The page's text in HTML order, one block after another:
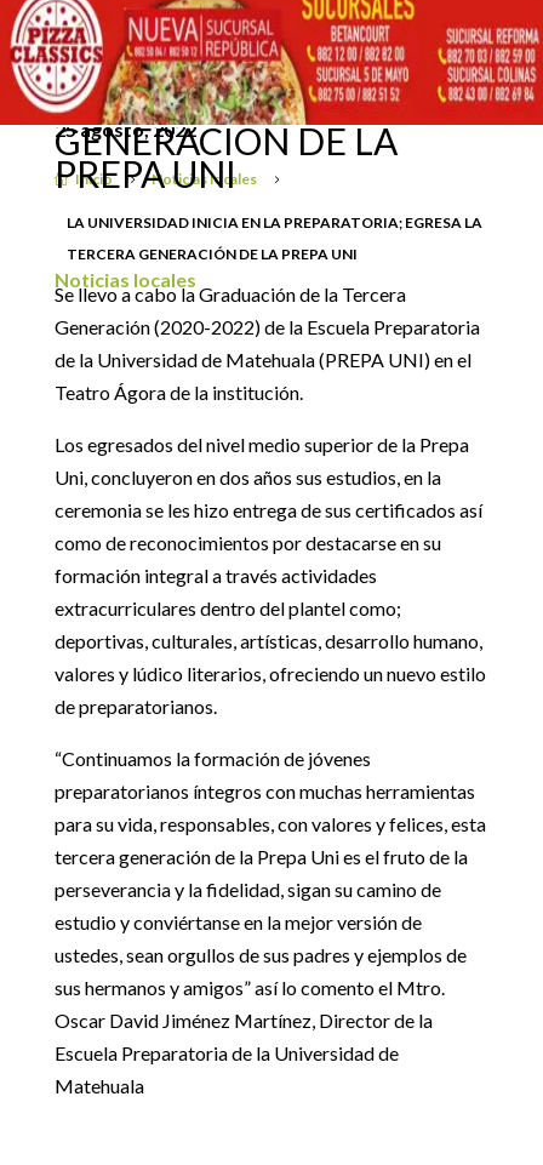
 Inicio 5 Noticias locales 5
LA UNIVERSIDAD INICIA EN LA PREPARATORIA; EGRESA LA
TERCERA GENERACIÓN DE LA PREPA UNI
LA UNIVERSIDAD INICIA
EN LA PREPARATORIA;
EGRESA LA TERCERA
GENERACIÓN DE LA
PREPA UNI
Noticias locales
25 agosto, 2022
Se llevo a cabo la Graduación de la Tercera
Generación (2020-2022) de la Escuela Preparatoria
de la Universidad de Matehuala (PREPA UNI) en el
Teatro Ágora de la institución.
Los egresados del nivel medio superior de la Prepa
Uni, concluyeron en dos años sus estudios, en la
ceremonia se les hizo entrega de sus certificados así
como de reconocimientos por destacarse en su
formación integral a través actividades
extracurriculares dentro del plantel como;
deportivas, culturales, artísticas, desarrollo humano,
valores y lúdico literarios, ofreciendo un nuevo estilo
de preparatorianos.
“Continuamos la formación de jóvenes
preparatorianos íntegros con muchas herramientas
para su vida, responsables, con valores y felices, esta
tercera generación de la Prepa Uni es el fruto de la
perseverancia y la fidelidad, sigan su camino de
estudio y conviértanse en la mejor versión de
ustedes, sean orgullos de sus padres y ejemplos de
sus hermanos y amigos” así lo comento el Mtro.
Oscar David Jiménez Martínez, Director de la
Escuela Preparatoria de la Universidad de
Matehuala